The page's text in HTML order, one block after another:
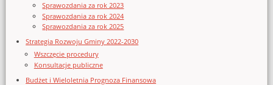
Sprawozdania za rok 2023
Sprawozdania za rok 2024
Sprawozdania za rok 2025
Strategia Rozwoju Gminy 2022-2030
Wszczęcie procedury
Konsultacje publiczne
Budżet i Wieloletnia Prognoza Finansowa